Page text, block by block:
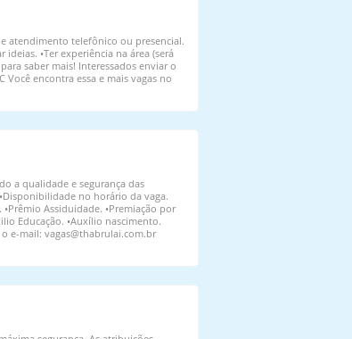
atendimento telefônico ou presencial.
•Ter experiência na área (será
saber mais! Interessados enviar o
encontra essa e mais vagas no
a qualidade e segurança das
no horário da vaga.
Assiduidade. •Premiação por
Educação. •Auxílio nascimento.
o e-mail: vagas@thabrulai.com.br